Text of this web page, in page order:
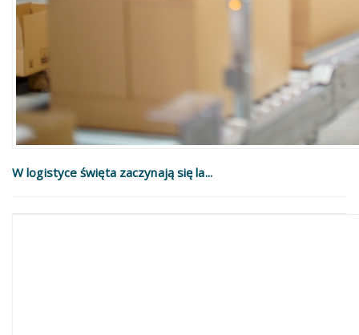
W logistyce święta zaczynają się la...